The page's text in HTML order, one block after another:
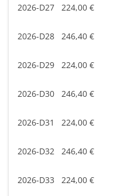
2026-D27 224,00 €
2026-D28 246,40 €
2026-D29 224,00 €
2026-D30 246,40 €
2026-D31 224,00 €
2026-D32 246,40 €
2026-D33 224,00 €